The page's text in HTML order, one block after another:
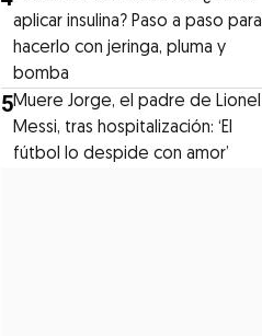
aplicar insulina? Paso a paso para
hacerlo con jeringa, pluma y
bomba
5Muere Jorge, el padre de Lionel
Messi, tras hospitalización: ‘El
fútbol lo despide con amor’